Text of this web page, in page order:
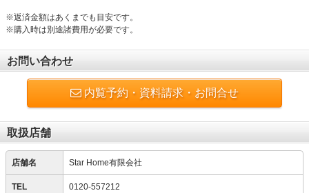
※返済金額はあくまでも目安です。
※購入時は別途諸費用が必要です。
お問い合わせ
内覧予約・資料請求・お問合せ
取扱店舗
店舗名 Star Home有限会社
TEL 0120-557212